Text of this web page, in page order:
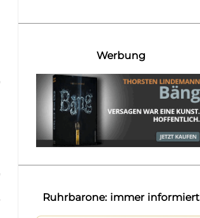
Werbung
Ruhrbarone: immer informiert